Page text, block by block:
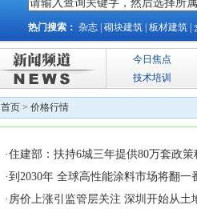
热门搜索： 杂志 砌块建筑 板材建筑
今日焦点
技术培训
首页 > 价格行情
·住建部：扶持6城三年提供80万套政策
·到2030年 全球高性能涂料市场将翻一
· 房价上涨引监管层关注 深圳开始从土